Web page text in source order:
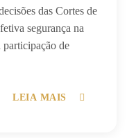
das Cortes de
segurança na
participação de
LEIA MAIS